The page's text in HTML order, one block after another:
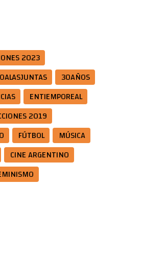
2023
30AÑOS
ENTIEMPOREAL
2019
FÚTBOL
MÚSICA
CINE ARGENTINO